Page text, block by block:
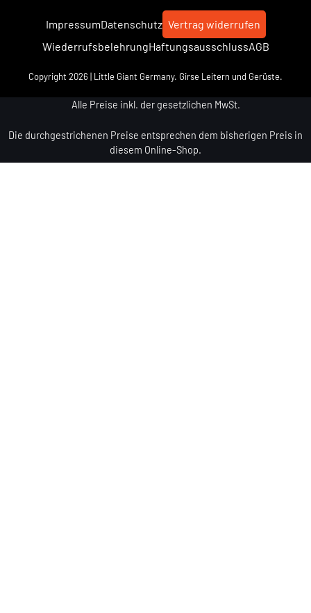
ImpressumDatenschutz Vertrag widerrufen
WiederrufsbelehrungHaftungsausschlussAGB
Copyright 2026 | Little Giant Germany. Girse Leitern und Gerüste.
Alle Preise inkl. der gesetzlichen MwSt.
Die durchgestrichenen Preise entsprechen dem bisherigen Preis in
diesem Online-Shop.